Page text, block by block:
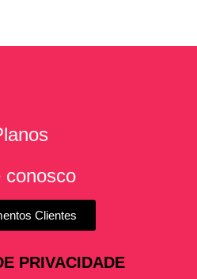
conosco
Clientes
PRIVACIDADE